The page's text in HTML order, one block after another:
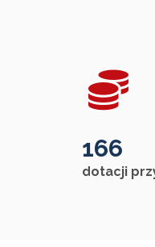
166
dotacji